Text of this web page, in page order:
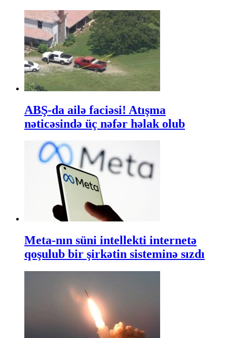
ABŞ-da ailə faciəsi! Atışma
nəticəsində üç nəfər həlak olub
Meta-nın süni intellekti internetə
qoşulub bir şirkətin sisteminə sızdı